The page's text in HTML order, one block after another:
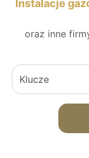
Instalacje
oraz inne